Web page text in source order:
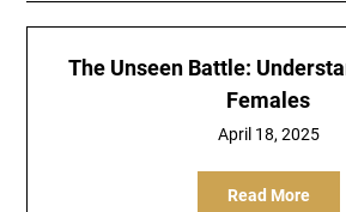
The Unseen Battle:
Females
April 18, 2025
Read More